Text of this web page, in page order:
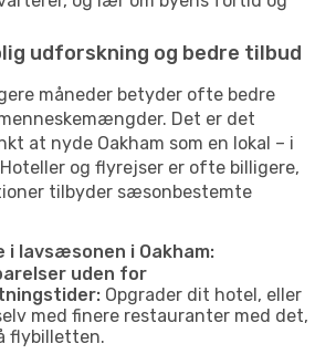
udforskning og bedre tilbud
måneder betyder ofte bedre
Det er det
at nyde Oakham som en lokal – i
og flyrejser er ofte billigere,
tilbyder sæsonbestemte
i lavsæsonen i Oakham:
uden for
Opgrader dit hotel, eller
med finere restauranter med det,
flybilletten.